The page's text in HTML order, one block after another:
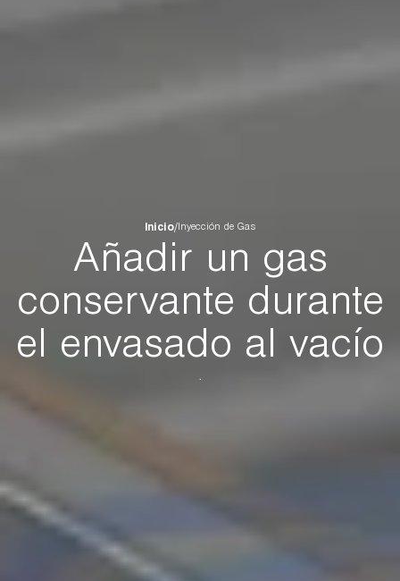
Inicio/ Inyección de Gas
Añadir un gas
conservante durante
el envasado al vacío
.